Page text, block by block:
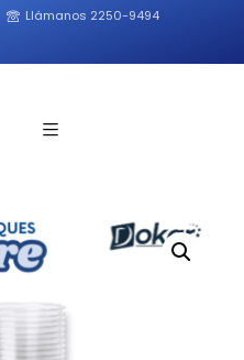
Llámanos 2250-9494